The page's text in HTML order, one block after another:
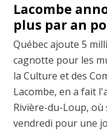
Lacombe
plus par an
Québec ajoute 5
cagnotte pour les
la Culture et des
Lacombe, en a fait
Rivière-du-Loup,
vendredi pour une